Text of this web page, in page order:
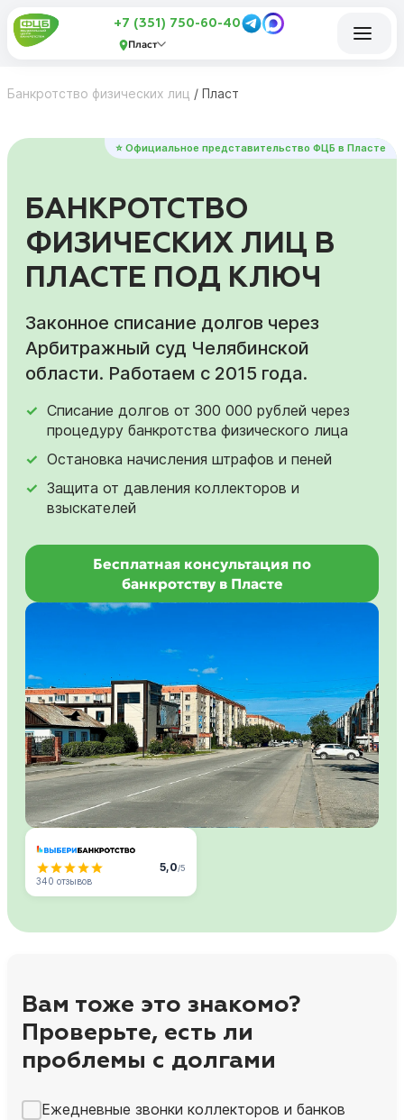
+7 (351) 750-60-40
Пласт
Банкротство физических лиц / Пласт
⭐ Официальное представительство ФЦБ в Пласте
БАНКРОТСТВО
ФИЗИЧЕСКИХ ЛИЦ В
ПЛАСТЕ ПОД КЛЮЧ
Законное списание долгов через
Арбитражный суд Челябинской
области. Работаем с 2015 года.
Списание долгов от 300 000 рублей через
процедуру банкротства физического лица
Остановка начисления штрафов и пеней
Защита от давления коллекторов и
взыскателей
Бесплатная консультация по
банкротству в Пласте
5,0/5
340 отзывов
Вам тоже это знакомо?
Проверьте, есть ли
проблемы с долгами
Ежедневные звонки коллекторов и банков